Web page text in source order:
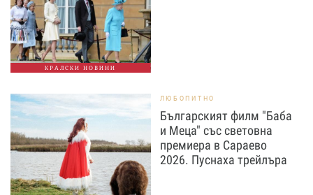
КРАЛСКИ НОВИНИ
ЛЮБОПИТНО
Българският филм "Баба
и Меца" със световна
премиера в Сараево
2026. Пуснаха трейлъра